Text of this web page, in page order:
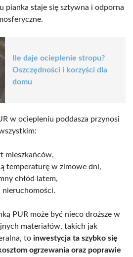
pianka staje się sztywna i odporna
Ile daje ocieplenie stropu?
Oszczędności i korzyści dla
domu
w ociepleniu poddasza przynosi
mieszkańców,
temperaturę w zimowe dni,
chłód latem,
PUR może być nieco droższe w
materiałów, takich jak
to inwestycja ta szybko się
ogrzewania oraz poprawie